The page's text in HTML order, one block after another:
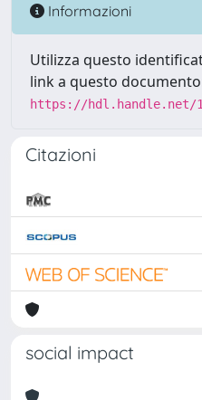
Informazioni
Utilizza questo
link a questo
https://hdl.handle.net/
Citazioni
social impact